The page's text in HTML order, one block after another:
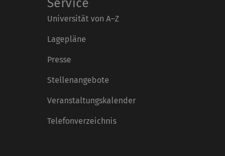
Service
Universität von A–Z
Lagepläne
Presse
Stellenangebote
Veranstaltungskalender
Telefonverzeichnis